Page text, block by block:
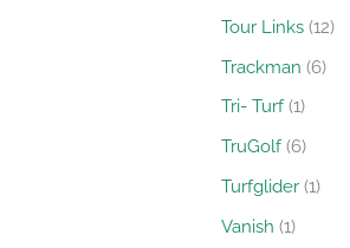
Tour Links 12
Trackman 6
Tri- Turf 1
TruGolf 6
Turfglider 1
Vanish 1